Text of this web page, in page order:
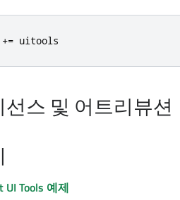
+= uitools
선스 및 어트리뷰션
UI Tools 예제